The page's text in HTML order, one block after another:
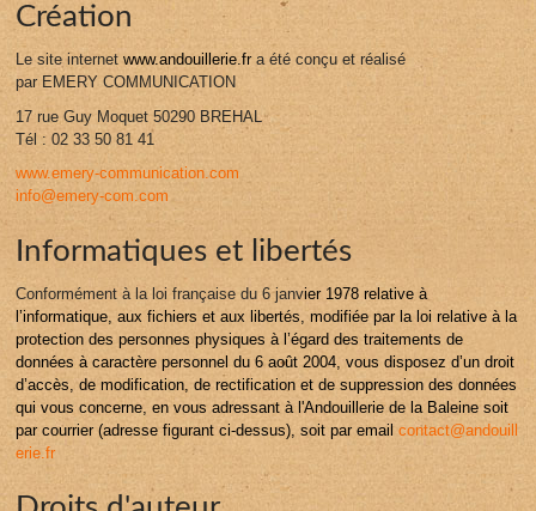
Création
Le site internet www.andouillerie.fr a été conçu et réalisé
par EMERY COMMUNICATION
17 rue Guy Moquet 50290 BREHAL
Tél : 02 33 50 81 41
www.emery-communication.com
info@emery-com.com
Informatiques et libertés
Conformément à la loi française du 6 janvier 1978 relative à
l’informatique, aux fichiers et aux libertés, modifiée par la loi relative à la
protection des personnes physiques à l’égard des traitements de
données à caractère personnel du 6 août 2004, vous disposez d’un droit
d’accès, de modification, de rectification et de suppression des données
qui vous concerne, en vous adressant à l'Andouillerie de la Baleine soit
par courrier (adresse figurant ci-dessus), soit par email contact@andouill
erie.fr